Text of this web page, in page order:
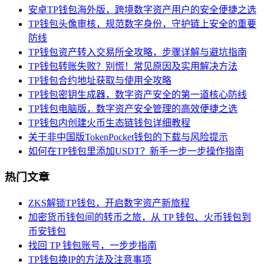
安卓TP钱包海外版，跨境数字资产用户的安全便捷之选
TP钱包头像审核，规范数字身份，守护链上安全的重要
防线
TP钱包资产转入交易所全攻略，步骤详解与避坑指南
TP钱包转账失败？别慌！常见原因及实用解决方法
TP钱包合约地址获取与使用全攻略
TP钱包密钥生成器，数字资产安全的第一道核心防线
TP钱包电脑版，数字资产安全管理的高效便捷之选
TP钱包内创建火币生态链钱包详细教程
关于非中国版TokenPocket钱包的下载与风险提示
如何在TP钱包里添加USDT？新手一步一步操作指南
热门文章
ZKS解锁TP钱包，开启数字资产新旅程
加密货币钱包间的转币之旅，从 TP 钱包、火币钱包到
币安钱包
找回 TP 钱包账号，一步步指南
TP钱包换IP的方法及注意事项